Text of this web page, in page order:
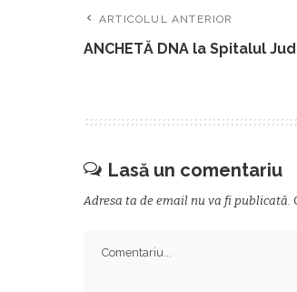
ARTICOLUL ANTERIOR
ANCHETĂ DNA la Spitalul
Lasă un comentariu
Adresa ta de email nu va fi publicată.